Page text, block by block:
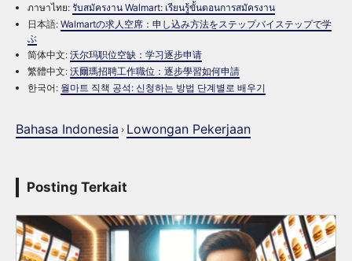
ภาษาไทย: รับสมัครงาน Walmart: เรียนรู้ขั้นตอนการสมัครงาน
日本語: Walmartの求人空席：申し込み方法をステップバイステップで学
ぶ
简体中文: 沃尔玛职位空缺：学习逐步申请
繁體中文: 沃爾瑪招聘工作職位：逐步學習如何申請
한국어: 월마트 직책 공석: 신청하는 방법 단계별로 배우기
Bahasa Indonesia › Lowongan Pekerjaan
Posting Terkait